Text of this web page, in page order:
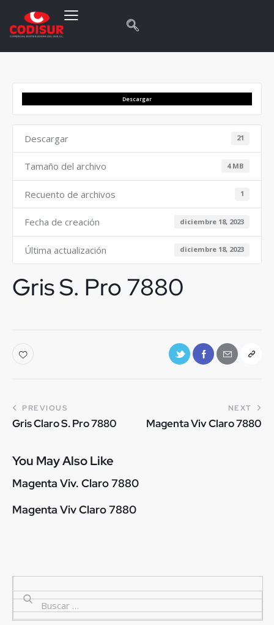
Descargar
Descargar 21
Tamaño del archivo 4 MB
Recuento de archivos 1
Fecha de creación diciembre 18, 2023
Última actualización diciembre 18, 2023
Gris S. Pro 7880
PREVIOUS
Gris Claro S. Pro 7880
NEXT
Magenta Viv Claro 7880
You May Also Like
Magenta Viv. Claro 7880
Magenta Viv Claro 7880